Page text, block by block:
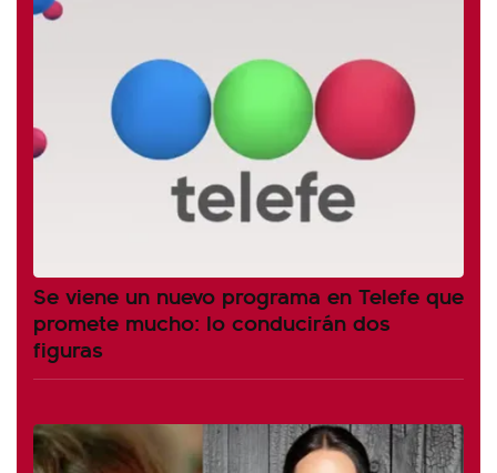
Se viene un nuevo programa en Telefe que
promete mucho: lo conducirán dos
figuras